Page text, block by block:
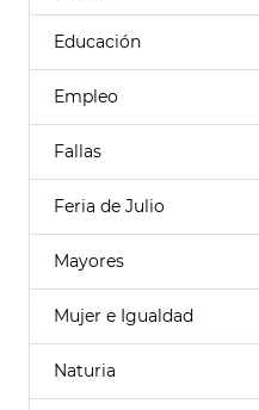
Educación
Empleo
Fallas
Feria de Julio
Mayores
Mujer e Igualdad
Naturia